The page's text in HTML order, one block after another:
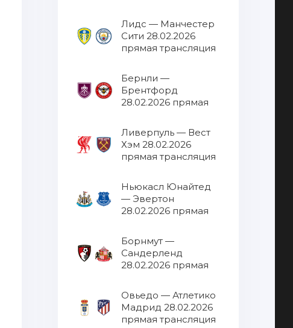
Лидс — Манчестер
Сити 28.02.2026
прямая трансляция
Бернли —
Брентфорд
28.02.2026 прямая
Ливерпуль — Вест
Хэм 28.02.2026
прямая трансляция
Ньюкасл Юнайтед
— Эвертон
28.02.2026 прямая
Борнмут —
Сандерленд
28.02.2026 прямая
Овьедо — Атлетико
Мадрид 28.02.2026
прямая трансляция